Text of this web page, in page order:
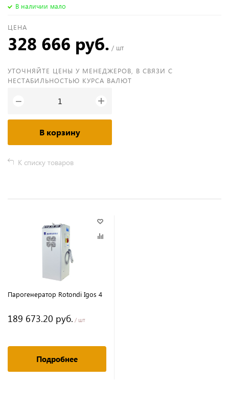
В наличии мало
ЦЕНА
328 666 руб. / шт
УТОЧНЯЙТЕ ЦЕНЫ У МЕНЕДЖЕРОВ, В СВЯЗИ С
НЕСТАБИЛЬНОСТЬЮ КУРСА ВАЛЮТ
− +
В корзину
К списку товаров
Парогенератор Rotondi Igos 4
189 673.20 руб. / шт
Подробнее